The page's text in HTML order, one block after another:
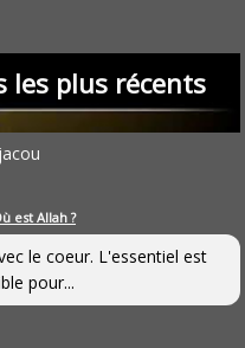
les plus récents
jacou
est Allah ?
le coeur. L'essentiel est
pour...